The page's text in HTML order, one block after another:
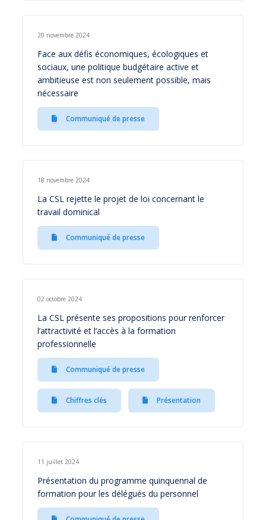
20 novembre 2024
Face aux défis économiques, écologiques et
sociaux, une politique budgétaire active et
ambitieuse est non seulement possible, mais
nécessaire
Communiqué de presse
18 novembre 2024
La CSL rejette le projet de loi concernant le
travail dominical
Communiqué de presse
02 octobre 2024
La CSL présente ses propositions pour renforcer
l’attractivité et l’accès à la formation
professionnelle
Communiqué de presse
Chiffres clés Présentation
11 juillet 2024
Présentation du programme quinquennal de
formation pour les délégués du personnel